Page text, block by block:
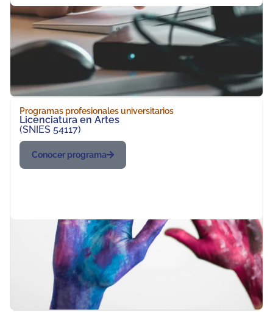
Programas profesionales universitarios
Licenciatura en Artes
(SNIES 54117)
Conocer programa